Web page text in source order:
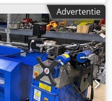
230 Volt Totale
80,0 kg Afmetingen L-
Sdj Agujk ERCOLINA
stalen buis 42 x 3,0
x 3,5 mm - Capaciteit
3 mm - Max. buigstraal 10-
- 6-kant
5 mm - 1/8"
snel wisselsysteem voor
Advertentie